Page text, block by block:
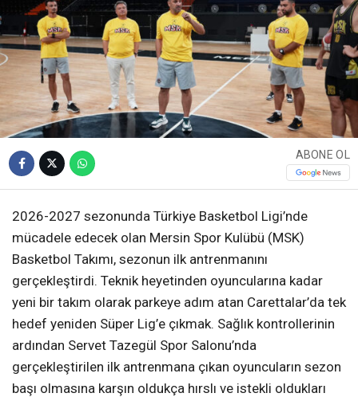
ABONE OL
2026-2027 sezonunda Türkiye Basketbol Ligi’nde
mücadele edecek olan Mersin Spor Kulübü (MSK)
Basketbol Takımı, sezonun ilk antrenmanını
gerçekleştirdi. Teknik heyetinden oyuncularına kadar
yeni bir takım olarak parkeye adım atan Carettalar’da tek
hedef yeniden Süper Lig’e çıkmak. Sağlık kontrollerinin
ardından Servet Tazegül Spor Salonu’nda
gerçekleştirilen ilk antrenmana çıkan oyuncuların sezon
başı olmasına karşın oldukça hırslı ve istekli oldukları